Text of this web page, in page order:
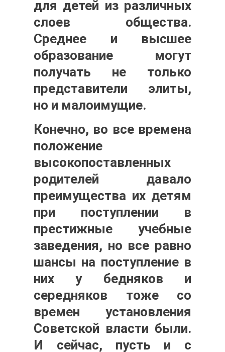
для детей из различных
слоев общества.
Среднее и высшее
образование могут
получать не только
представители элиты,
но и малоимущие.
Конечно, во все времена
положение
высокопоставленных
родителей давало
преимущества их детям
при поступлении в
престижные учебные
заведения, но все равно
шансы на поступление в
них у бедняков и
середняков тоже со
времен установления
Советской власти были.
И сейчас, пусть и с